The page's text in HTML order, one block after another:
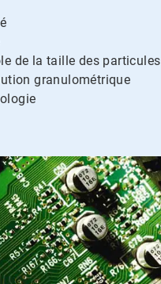
de la taille des particules
granulométrique